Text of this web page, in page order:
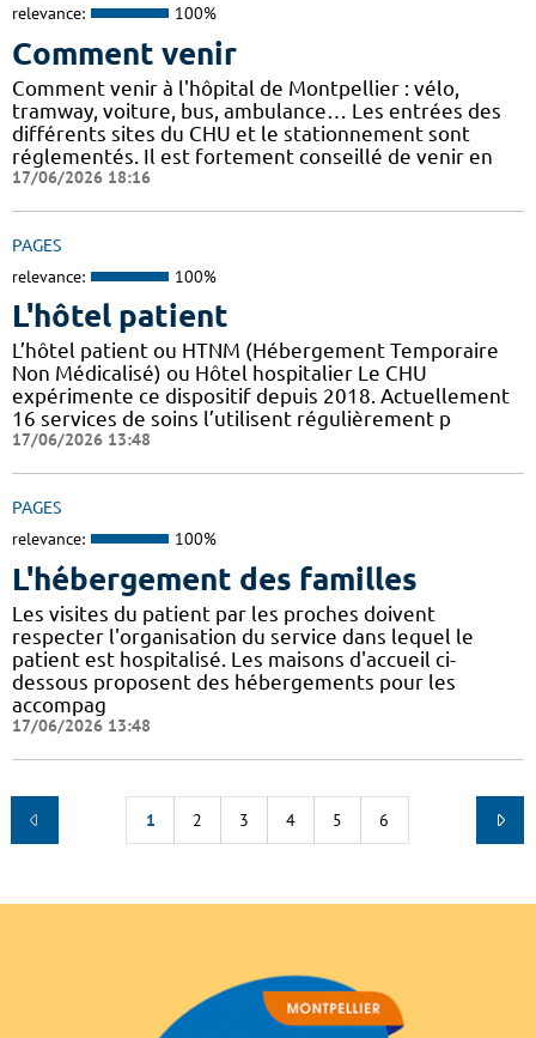
relevance: 100%
Comment venir
Comment venir à l'hôpital de Montpellier : vélo,
tramway, voiture, bus, ambulance… Les entrées des
différents sites du CHU et le stationnement sont
réglementés. Il est fortement conseillé de venir en
17/06/2026 18:16
PAGES
relevance: 100%
L'hôtel patient
L’hôtel patient ​​ou HTNM (Hébergement Temporaire
Non Médicalisé)​​​​​​ ou Hôtel hospitalier Le CHU
expérimente ce dispositif depuis 2018. Actuellement
16 services de soins l’utilisent régulièrement p
17/06/2026 13:48
PAGES
relevance: 100%
L'hébergement des familles
Les visites du patient par les proches doivent
respecter l'organisation du service dans lequel le
patient est hospitalisé. Les maisons d'accueil ci-
dessous proposent des hébergements pour les
accompag
17/06/2026 13:48
1 2 3 4 5 6